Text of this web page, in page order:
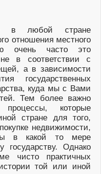
в любой стране
отношения местного
очень часто это
в соответствии с
а в зависимости
государственных
куда мы с Вами
Тем более важно
процессы, которые
стране для того,
недвижимости,
в какой то мере
государству. Однако
чисто практичных
той или иной